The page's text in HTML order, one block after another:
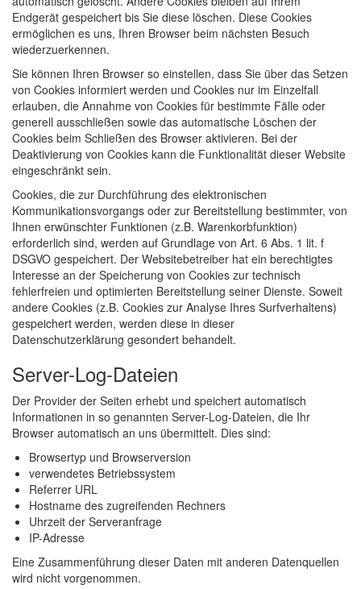
Endgerät gespeichert bis Sie diese löschen. Diese Cookies
ermöglichen es uns, Ihren Browser beim nächsten Besuch
wiederzuerkennen.
Sie können Ihren Browser so einstellen, dass Sie über das Setzen
von Cookies informiert werden und Cookies nur im Einzelfall
erlauben, die Annahme von Cookies für bestimmte Fälle oder
generell ausschließen sowie das automatische Löschen der
Cookies beim Schließen des Browser aktivieren. Bei der
Deaktivierung von Cookies kann die Funktionalität dieser Website
eingeschränkt sein.
Cookies, die zur Durchführung des elektronischen
Kommunikationsvorgangs oder zur Bereitstellung bestimmter, von
Ihnen erwünschter Funktionen (z.B. Warenkorbfunktion)
erforderlich sind, werden auf Grundlage von Art. 6 Abs. 1 lit. f
DSGVO gespeichert. Der Websitebetreiber hat ein berechtigtes
Interesse an der Speicherung von Cookies zur technisch
fehlerfreien und optimierten Bereitstellung seiner Dienste. Soweit
andere Cookies (z.B. Cookies zur Analyse Ihres Surfverhaltens)
gespeichert werden, werden diese in dieser
Datenschutzerklärung gesondert behandelt.
Server-Log-Dateien
Der Provider der Seiten erhebt und speichert automatisch
Informationen in so genannten Server-Log-Dateien, die Ihr
Browser automatisch an uns übermittelt. Dies sind:
Browsertyp und Browserversion
verwendetes Betriebssystem
Referrer URL
Hostname des zugreifenden Rechners
Uhrzeit der Serveranfrage
IP-Adresse
Eine Zusammenführung dieser Daten mit anderen Datenquellen
wird nicht vorgenommen.